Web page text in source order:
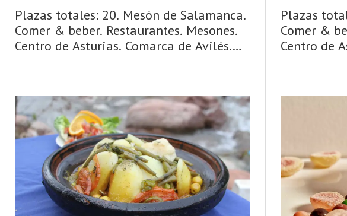
Plazas totales: 20. Mesón de Salamanca.
Comer & beber. Restaurantes. Mesones.
Centro de Asturias. Comarca de Avilés.
es la ciudad de Avilés y su entorno. Un
concejo y una urbe comercial,
cosmopolita, dinámica, metropolitana,
de origen medieval y de gran tradición
marinera, hablamos de Avilés. La villa y
capital del mu ...
Plazas
Comer &
Centro de
concejo y
de origen
marinera,
capital del